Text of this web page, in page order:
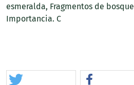
esmeralda Fragmentos de bosque
Importancia. C